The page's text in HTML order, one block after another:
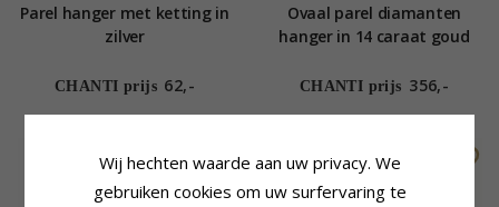
Parel hanger met ketting in
zilver
CHANTI prijs 62,-
Ovaal parel diamanten
hanger in 14 caraat goud
CHANTI prijs 356,-
Wij hechten waarde aan uw privacy. We
gebruiken cookies om uw surfervaring te